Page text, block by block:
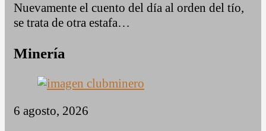
Nuevamente el cuento del día al orden del tío,
se trata de otra estafa…
Minería
6 agosto, 2026